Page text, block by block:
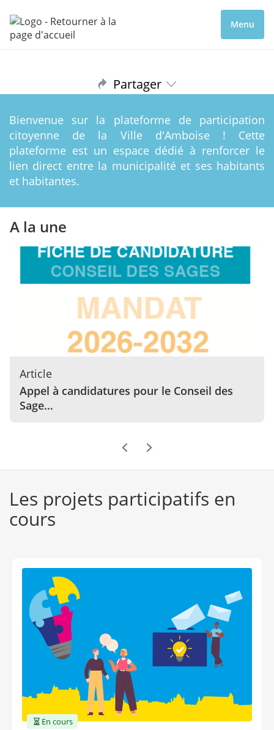
Menu
Partager
Bienvenue sur la plateforme de participation
citoyenne de la Ville d'Amboise ! Cette
plateforme est un espace dédié à renforcer le
lien direct entre la municipalité et ses habitants
et habitantes.
A la une
Article
Appel à candidatures pour le Conseil des
Sage…
Les projets participatifs en
cours
En cours